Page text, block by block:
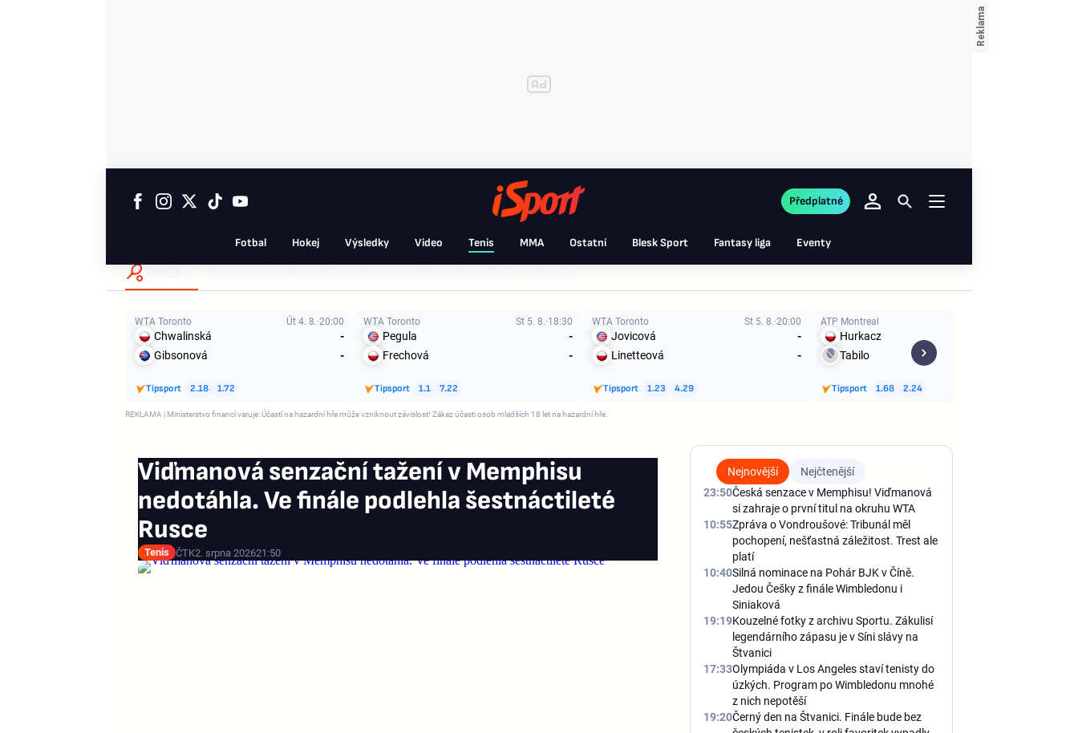
Fotbal Hokej Výsledky Video Tenis MMA Ostatní Blesk Sport Fantasy liga Eventy
Předplatné
WTA Toronto Út 4. 8. 20:00
Chwalinská
-
Gibsonová
-
Tipsport 2.18 1.72
WTA Toronto St 5. 8. 18:30
Pegula
-
Frechová
-
Tipsport 1.1 7.22
WTA Toronto St 5. 8. 20:00
Jovicová
-
Linetteová
-
Tipsport 1.23 4.29
ATP Montreal
Hurkacz
Tabilo
Tipsport 1.68 2.24
REKLAMA | Ministerstvo financí varuje: Účastí na hazardní hře může vzniknout závislost! Zákaz účasti osob mladších 18 let na hazardní hře.
Viďmanová senzační tažení v Memphisu
nedotáhla. Ve finále podlehla šestnáctileté
Rusce
Tenis ČTK2. srpna 202621:50
Nejnovější
Nejčtenější
23:50Česká senzace v Memphisu! Viďmanová
si zahraje o první titul na okruhu WTA
10:55Zpráva o Vondroušové: Tribunál měl
pochopení, nešťastná záležitost. Trest ale
platí
10:40Silná nominace na Pohár BJK v Číně.
Jedou Češky z finále Wimbledonu i
Siniaková
19:19Kouzelné fotky z archivu Sportu. Zákulisí
legendárního zápasu je v Síni slávy na
Štvanici
17:33Olympiáda v Los Angeles staví tenisty do
úzkých. Program po Wimbledonu mnohé
z nich nepotěší
19:20Černý den na Štvanici. Finále bude bez